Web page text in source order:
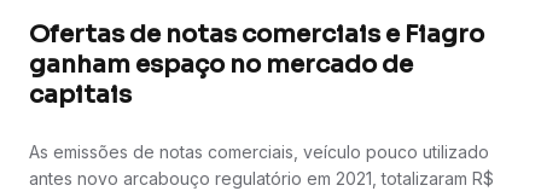
Ofertas de notas comerciais e Fiagro
ganham espaço no mercado de
capitais
As emissões de notas comerciais, veículo pouco utilizado
antes novo arcabouço regulatório em 2021, totalizaram R$